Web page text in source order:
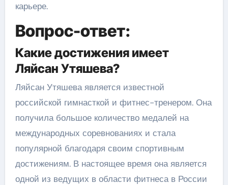
карьере.
Вопрос-ответ:
Какие достижения имеет
Ляйсан Утяшева?
Ляйсан Утяшева является известной
российской гимнасткой и фитнес-тренером. Она
получила большое количество медалей на
международных соревнованиях и стала
популярной благодаря своим спортивным
достижениям. В настоящее время она является
одной из ведущих в области фитнеса в России